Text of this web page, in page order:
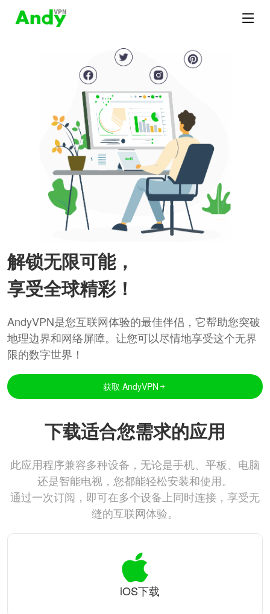
解锁无限可能，
享受全球精彩！
AndyVPN是您互联网体验的最佳伴侣，它帮助您突破
地理边界和网络屏障。让您可以尽情地享受这个无界
限的数字世界！
获取 AndyVPN
下载适合您需求的应用
此应用程序兼容多种设备，无论是手机、平板、电脑
还是智能电视，您都能轻松安装和使用。
通过一次订阅，即可在多个设备上同时连接，享受无
缝的互联网体验。
iOS下载